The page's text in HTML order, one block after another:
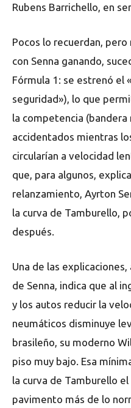
Rubens Barrichello, en
Pocos lo recuerdan, pero
con Senna ganando,
Fórmula 1: se estrenó el
seguridad»), lo que
la competencia
accidentados mientras
circularían a velocidad
que, para algunos,
relanzamiento, Ayrton
la curva de Tamburello,
después.
Una de las
de Senna, indica que al
y los autos reducir la
neumáticos disminuye
brasileño, su moderno
piso muy bajo. Esa
la curva de Tamburello
pavimento más de lo